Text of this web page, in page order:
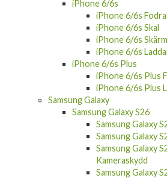
iPhone 6/6s
iPhone 6/6s Fodral
iPhone 6/6s Skal
iPhone 6/6s
iPhone 6/6s
iPhone 6/6s Plus
iPhone 6/6s Plus
iPhone 6/6s Plus
Samsung Galaxy
Samsung Galaxy S26
Samsung Galaxy
Samsung Galaxy
Samsung Galaxy
Kameraskydd
Samsung Galaxy